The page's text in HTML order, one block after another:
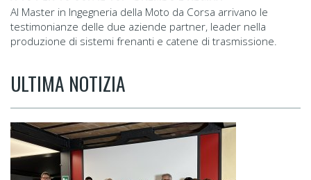
Al Master in Ingegneria della Moto da Corsa arrivano le
testimonianze delle due aziende partner, leader nella
produzione di sistemi frenanti e catene di trasmissione.
ULTIMA NOTIZIA